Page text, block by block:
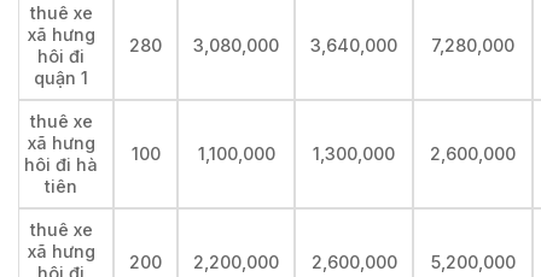
thuê xe
xã hưng
hôi đi
quận 1
280 3,080,000 3,640,000 7,280,000
thuê xe
xã hưng
hôi đi hà
tiên
100 1,100,000 1,300,000 2,600,000
thuê xe
xã hưng
hôi đi
200 2,200,000 2,600,000 5,200,000